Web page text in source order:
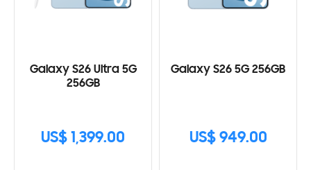
Galaxy S26 Ultra 5G
256GB
US$ 1,399.00
Galaxy S26 5G 256GB
US$ 949.00